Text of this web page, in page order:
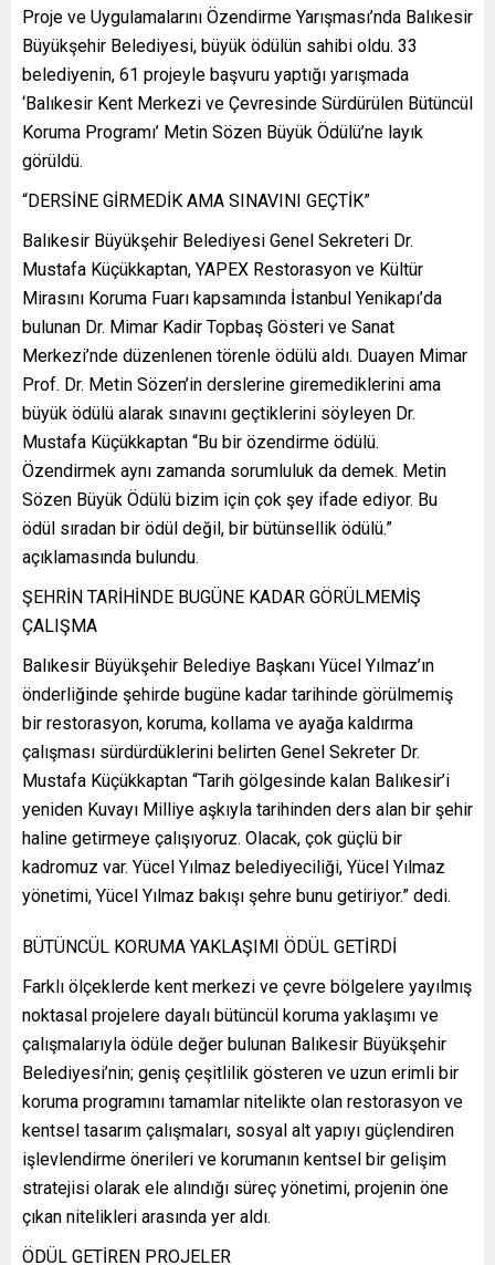
Proje ve Uygulamalarını Özendirme Yarışması’nda Balıkesir
Büyükşehir Belediyesi, büyük ödülün sahibi oldu. 33
belediyenin, 61 projeyle başvuru yaptığı yarışmada
‘Balıkesir Kent Merkezi ve Çevresinde Sürdürülen Bütüncül
Koruma Programı’ Metin Sözen Büyük Ödülü’ne layık
görüldü.
“DERSİNE GİRMEDİK AMA SINAVINI GEÇTİK”
Balıkesir Büyükşehir Belediyesi Genel Sekreteri Dr.
Mustafa Küçükkaptan, YAPEX Restorasyon ve Kültür
Mirasını Koruma Fuarı kapsamında İstanbul Yenikapı’da
bulunan Dr. Mimar Kadir Topbaş Gösteri ve Sanat
Merkezi’nde düzenlenen törenle ödülü aldı. Duayen Mimar
Prof. Dr. Metin Sözen’in derslerine giremediklerini ama
büyük ödülü alarak sınavını geçtiklerini söyleyen Dr.
Mustafa Küçükkaptan “Bu bir özendirme ödülü.
Özendirmek aynı zamanda sorumluluk da demek. Metin
Sözen Büyük Ödülü bizim için çok şey ifade ediyor. Bu
ödül sıradan bir ödül değil, bir bütünsellik ödülü.”
açıklamasında bulundu.
ŞEHRİN TARİHİNDE BUGÜNE KADAR GÖRÜLMEMİŞ
ÇALIŞMA
Balıkesir Büyükşehir Belediye Başkanı Yücel Yılmaz’ın
önderliğinde şehirde bugüne kadar tarihinde görülmemiş
bir restorasyon, koruma, kollama ve ayağa kaldırma
çalışması sürdürdüklerini belirten Genel Sekreter Dr.
Mustafa Küçükkaptan “Tarih gölgesinde kalan Balıkesir’i
yeniden Kuvayı Milliye aşkıyla tarihinden ders alan bir şehir
haline getirmeye çalışıyoruz. Olacak, çok güçlü bir
kadromuz var. Yücel Yılmaz belediyeciliği, Yücel Yılmaz
yönetimi, Yücel Yılmaz bakışı şehre bunu getiriyor.” dedi.
BÜTÜNCÜL KORUMA YAKLAŞIMI ÖDÜL GETİRDİ
Farklı ölçeklerde kent merkezi ve çevre bölgelere yayılmış
noktasal projelere dayalı bütüncül koruma yaklaşımı ve
çalışmalarıyla ödüle değer bulunan Balıkesir Büyükşehir
Belediyesi’nin; geniş çeşitlilik gösteren ve uzun erimli bir
koruma programını tamamlar nitelikte olan restorasyon ve
kentsel tasarım çalışmaları, sosyal alt yapıyı güçlendiren
işlevlendirme önerileri ve korumanın kentsel bir gelişim
stratejisi olarak ele alındığı süreç yönetimi, projenin öne
çıkan nitelikleri arasında yer aldı.
ÖDÜL GETİREN PROJELER